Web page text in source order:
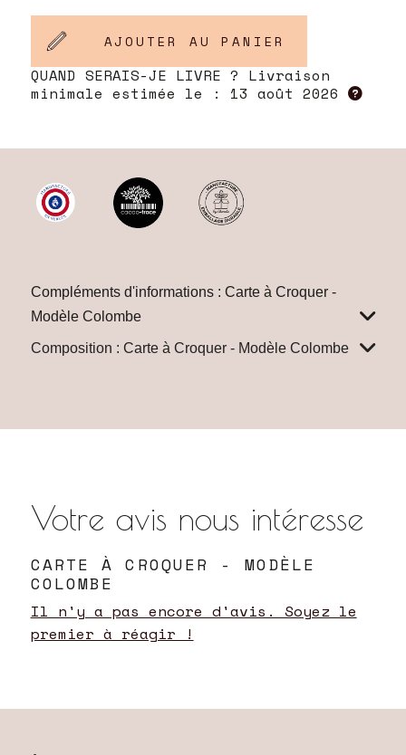
AJOUTER AU PANIER
QUAND SERAIS-JE LIVRE ? Livraison
minimale estimée le : 13 août 2026
Compléments d'informations : Carte à Croquer -
Modèle Colombe
Composition : Carte à Croquer - Modèle Colombe
Votre avis nous intéresse
CARTE À CROQUER - MODÈLE
COLOMBE
Il n'y a pas encore d'avis. Soyez le
premier à réagir !